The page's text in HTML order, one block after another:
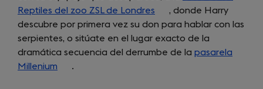
Reptiles del zoo ZSL de Londres (opens
in
a
new
, donde Harry
descubre por primera vez su don para hablar con las
serpientes, o sitúate en el lugar exacto de la
dramática secuencia del derrumbe de la pasarela
Millenium (opens
.